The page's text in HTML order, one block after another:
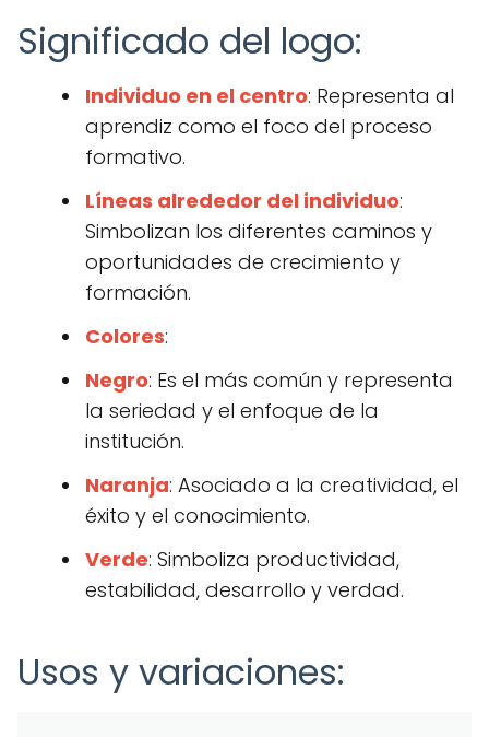
Significado del logo:
Individuo en el centro: Representa al
aprendiz como el foco del proceso
formativo.
Líneas alrededor del individuo:
Simbolizan los diferentes caminos y
oportunidades de crecimiento y
formación.
Colores:
Negro: Es el más común y representa
la seriedad y el enfoque de la
institución.
Naranja: Asociado a la creatividad, el
éxito y el conocimiento.
Verde: Simboliza productividad,
estabilidad, desarrollo y verdad.
Usos y variaciones: